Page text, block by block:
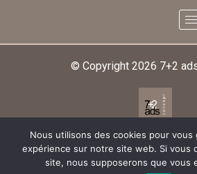
© Copyright 2026 7+2
Designed &
Nous utilisons des cookies pour vous
expérience sur notre site web. Si vous
site, nous supposerons que vous